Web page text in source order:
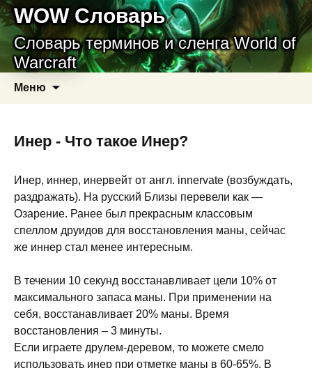
WOW Словарь
Словарь терминов и сленга World of
Warcraft
Меню
Инер - Что такое Инер?
Инер, иннер, инервейт от англ. innervate (возбуждать,
раздражать). На русский Близы перевели как —
Озарение. Ранее был прекрасным классовым
спеллом друидов для восстановления маны, сейчас
же иннер стал менее интересным.
В течении 10 секунд восстанавливает цели 10% от
максимального запаса маны. При применении на
себя, восстанавливает 20% маны. Время
восстановления – 3 минуты.
Если играете друлем-деревом, то можете смело
использовать инер при отметке маны в 60-65%. В